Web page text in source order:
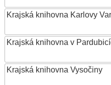
Krajská knihovna Karlovy
Krajská knihovna v
Krajská knihovna Vysočiny